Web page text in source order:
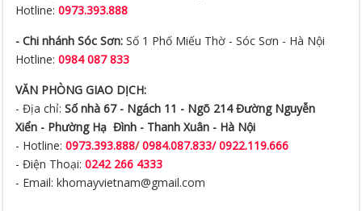
Hotline:0973.393.888
- Chi nhánh Sóc Sơn: Số 1 Phố Miếu Thờ - Sóc Sơn - Hà Nội
Hotline:0984 087 833
VĂN PHÒNG GIAO DỊCH:
- Địa chỉ:Số nhà 67 - Ngách 11 - Ngõ 214 Đường Nguyễn
Xiển - Phường Hạ Đình - Thanh Xuân - Hà Nội
- Hotline:0973.393.888/ 0984.087.833/ 0922.119.666
- Điện Thoại:0242 266 4333
- Email: khomayvietnam@gmail.com